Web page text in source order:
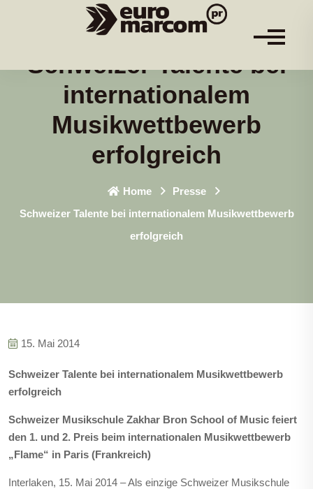
Schweizer Talente bei
internationalem
Musikwettbewerb
erfolgreich
Home
Presse
Schweizer Talente bei internationalem Musikwettbewerb
erfolgreich
15. Mai 2014
Schweizer Talente bei internationalem Musikwettbewerb
erfolgreich
Schweizer Musikschule Zakhar Bron School of Music feiert
den 1. und 2. Preis beim internationalen Musikwettbewerb
„Flame“ in Paris (Frankreich)
Interlaken, 15. Mai 2014 – Als einzige Schweizer Musikschule